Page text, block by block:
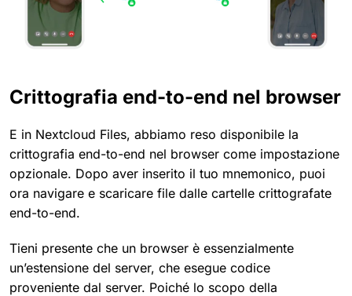
Crittografia end-to-end nel browser
E in Nextcloud Files, abbiamo reso disponibile la
crittografia end-to-end nel browser come impostazione
opzionale. Dopo aver inserito il tuo mnemonico, puoi
ora navigare e scaricare file dalle cartelle crittografate
end-to-end.
Tieni presente che un browser è essenzialmente
un’estensione del server, che esegue codice
proveniente dal server. Poiché lo scopo della